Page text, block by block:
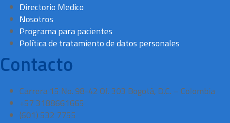
Directorio Medico
Nosotros
Programa para pacientes
Política de tratamiento de datos personales
Contacto
Carrera 15 No. 98-42 Of. 303 Bogotá, D.C. – Colombia
+57 3188661665
(601) 532 7755